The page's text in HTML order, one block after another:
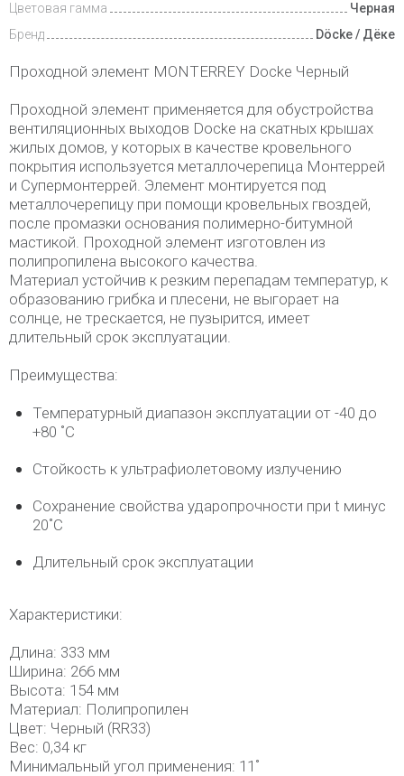
Цветовая гамма
Черная
Бренд
Döcke / Дёке
Проходной элемент MONTERREY Docke Черный
Проходной элемент применяется для обустройства
вентиляционных выходов Docke на скатных крышах
жилых домов, у которых в качестве кровельного
покрытия используется металлочерепица Монтеррей
и Супермонтеррей. Элемент монтируется под
металлочерепицу при помощи кровельных гвоздей,
после промазки основания полимерно-битумной
мастикой. Проходной элемент изготовлен из
полипропилена высокого качества.
Материал устойчив к резким перепадам температур, к
образованию грибка и плесени, не выгорает на
солнце, не трескается, не пузырится, имеет
длительный срок эксплуатации.
Преимущества:
Температурный диапазон эксплуатации от -40 до
+80 ˚С
Стойкость к ультрафиолетовому излучению
Сохранение свойства ударопрочности при t минус
20˚C
Длительный срок эксплуатации
Характеристики:
Длина: 333 мм
Ширина: 266 мм
Высота: 154 мм
Материал: Полипропилен
Цвет: Черный (RR33)
Вес: 0,34 кг
Минимальный угол применения: 11˚